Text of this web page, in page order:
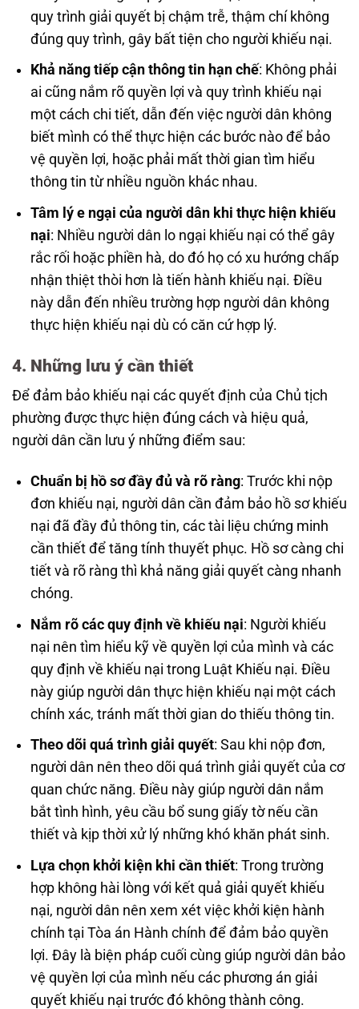
quy trình giải quyết bị chậm trễ, thậm chí không
đúng quy trình, gây bất tiện cho người khiếu nại.
Khả năng tiếp cận thông tin hạn chế: Không phải
ai cũng nắm rõ quyền lợi và quy trình khiếu nại
một cách chi tiết, dẫn đến việc người dân không
biết mình có thể thực hiện các bước nào để bảo
vệ quyền lợi, hoặc phải mất thời gian tìm hiểu
thông tin từ nhiều nguồn khác nhau.
Tâm lý e ngại của người dân khi thực hiện khiếu
nại: Nhiều người dân lo ngại khiếu nại có thể gây
rắc rối hoặc phiền hà, do đó họ có xu hướng chấp
nhận thiệt thòi hơn là tiến hành khiếu nại. Điều
này dẫn đến nhiều trường hợp người dân không
thực hiện khiếu nại dù có căn cứ hợp lý.
4. Những lưu ý cần thiết
Để đảm bảo khiếu nại các quyết định của Chủ tịch
phường được thực hiện đúng cách và hiệu quả,
người dân cần lưu ý những điểm sau:
Chuẩn bị hồ sơ đầy đủ và rõ ràng: Trước khi nộp
đơn khiếu nại, người dân cần đảm bảo hồ sơ khiếu
nại đã đầy đủ thông tin, các tài liệu chứng minh
cần thiết để tăng tính thuyết phục. Hồ sơ càng chi
tiết và rõ ràng thì khả năng giải quyết càng nhanh
chóng.
Nắm rõ các quy định về khiếu nại: Người khiếu
nại nên tìm hiểu kỹ về quyền lợi của mình và các
quy định về khiếu nại trong Luật Khiếu nại. Điều
này giúp người dân thực hiện khiếu nại một cách
chính xác, tránh mất thời gian do thiếu thông tin.
Theo dõi quá trình giải quyết: Sau khi nộp đơn,
người dân nên theo dõi quá trình giải quyết của cơ
quan chức năng. Điều này giúp người dân nắm
bắt tình hình, yêu cầu bổ sung giấy tờ nếu cần
thiết và kịp thời xử lý những khó khăn phát sinh.
Lựa chọn khởi kiện khi cần thiết: Trong trường
hợp không hài lòng với kết quả giải quyết khiếu
nại, người dân nên xem xét việc khởi kiện hành
chính tại Tòa án Hành chính để đảm bảo quyền
lợi. Đây là biện pháp cuối cùng giúp người dân bảo
vệ quyền lợi của mình nếu các phương án giải
quyết khiếu nại trước đó không thành công.